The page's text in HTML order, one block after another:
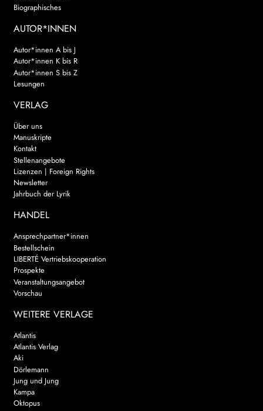
Biographisches
AUTOR*INNEN
Autor*innen A bis J
Autor*innen K bis R
Autor*innen S bis Z
Lesungen
VERLAG
Über uns
Manuskripte
Kontakt
Stellenangebote
Lizenzen | Foreign Rights
Newsletter
Jahrbuch der Lyrik
HANDEL
Ansprechpartner*innen
Bestellschein
LIBERTÉ Vertriebskooperation
Prospekte
Veranstaltungsangebot
Vorschau
WEITERE VERLAGE
Atlantis
Atlantis Verlag
Aki
Dörlemann
Jung und Jung
Kampa
Oktopus